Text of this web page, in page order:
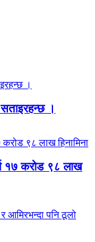
।
१७ करोड ९८ लाख